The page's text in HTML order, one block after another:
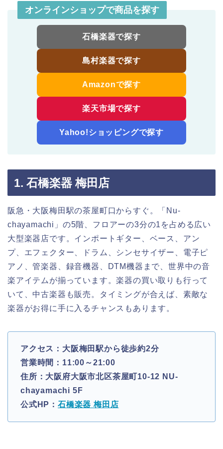
オンラインショップで商品を探す
石橋楽器で探す
島村楽器で探す
Amazonで探す
楽天市場で探す
Yahoo!ショッピングで探す
1. 石橋楽器 梅田店
阪急・大阪梅田駅の茶屋町口からすぐ。「Nu-
chayamachi」の5階、フロアーの3分の1を占める広い
大型楽器店です。インポートギター、ベース、アン
プ、エフェクター、ドラム、シンセサイザー、電子ピ
アノ、管楽器、録音機器、DTM機器まで、世界中の音
楽アイテムが揃っています。楽器の買い取りも行って
いて、中古楽器も販売。タイミングが合えば、素敵な
楽器がお得に手に入るチャンスもあります。
アクセス：大阪梅田駅から徒歩約2分
営業時間：11:00～21:00
住所：大阪府大阪市北区茶屋町10-12 NU-
chayamachi 5F
公式HP： 石橋楽器 梅田店